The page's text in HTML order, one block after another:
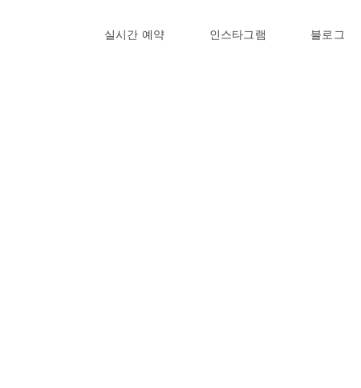
실시간 예약 인스타그램 블로그